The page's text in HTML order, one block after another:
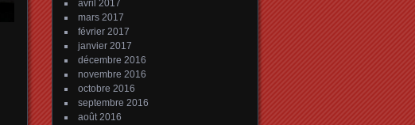
avril 2017
mars 2017
février 2017
janvier 2017
décembre 2016
novembre 2016
octobre 2016
septembre 2016
août 2016